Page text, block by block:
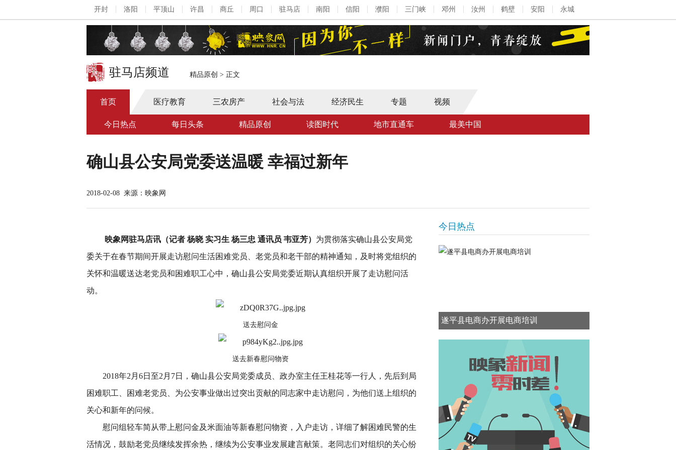
开封 洛阳 平顶山 许昌 商丘 周口 驻马店 南阳 信阳 濮阳 三门峡 邓州 汝州 鹤壁 安阳 永城
驻马店频道 精品原创 > 正文
首页 医疗教育 三农房产 社会与法 经济民生 专题 视频
今日热点 每日头条 精品原创 读图时代 地市直通车 最美中国
确山县公安局党委送温暖 幸福过新年
2018-02-08 来源：映象网
映象网驻马店讯（记者 杨晓 实习生 杨三忠 通讯员 韦亚芳） 为贯彻落实确山县公安局党
委关于在春节期间开展走访慰问生活困难党员、老党员和老干部的精神通知，及时将党组织的
关怀和温暖送达老党员和困难职工心中，确山县公安局党委近期认真组织开展了走访慰问活
动。
送去慰问金
送去新春慰问物资
2018年2月6日至2月7日，确山县公安局党委成员、政办室主任王桂花等一行人，先后到局
困难职工、困难老党员、为公安事业做出过突出贡献的同志家中走访慰问，为他们送上组织的
关心和新年的问候。
慰问组轻车简从带上慰问金及米面油等新春慰问物资，入户走访，详细了解困难民警的生
活情况，鼓励老党员继续发挥余热，继续为公安事业发展建言献策。老同志们对组织的关心纷
今日热点
遂平县电商办开展电商培训